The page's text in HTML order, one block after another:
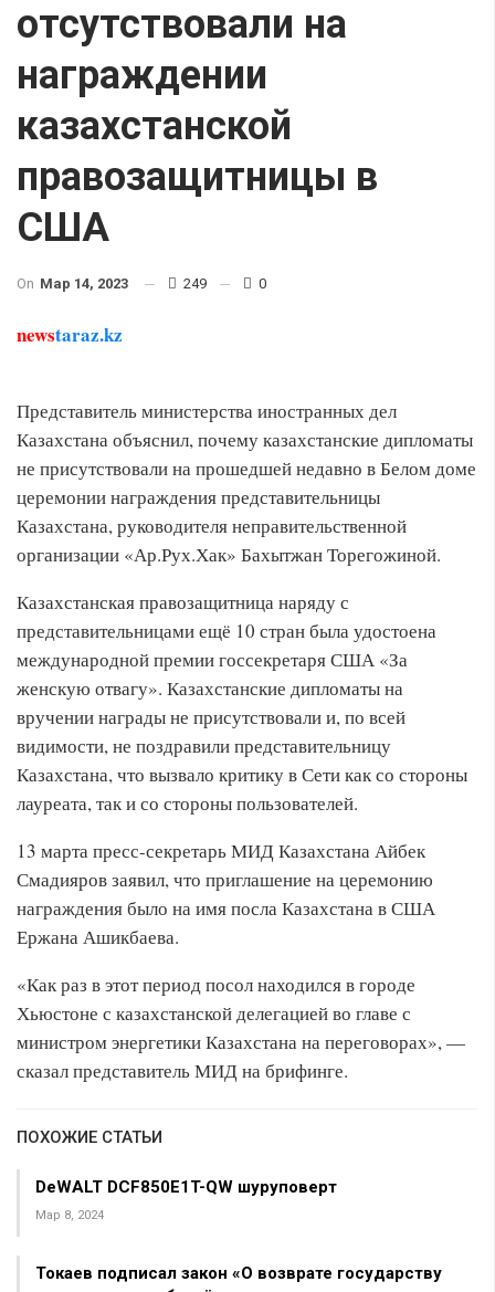
отсутствовали на
награждении
казахстанской
правозащитницы в
США
On Мар 14, 2023 249 0
newstaraz.kz
Представитель министерства иностранных дел
Казахстана объяснил, почему казахстанские дипломаты
не присутствовали на прошедшей недавно в Белом доме
церемонии награждения представительницы
Казахстана, руководителя неправительственной
организации «Ар.Рух.Хак» Бахытжан Торегожиной.
Казахстанская правозащитница наряду с
представительницами ещё 10 стран была удостоена
международной премии госсекретаря США «За
женскую отвагу». Казахстанские дипломаты на
вручении награды не присутствовали и, по всей
видимости, не поздравили представительницу
Казахстана, что вызвало критику в Сети как со стороны
лауреата, так и со стороны пользователей.
13 марта пресс-секретарь МИД Казахстана Айбек
Смадияров заявил, что приглашение на церемонию
награждения было на имя посла Казахстана в США
Ержана Ашикбаева.
«Как раз в этот период посол находился в городе
Хьюстоне с казахстанской делегацией во главе с
министром энергетики Казахстана на переговорах», —
сказал представитель МИД на брифинге.
ПОХОЖИЕ СТАТЬИ
DeWALT DCF850E1T-QW шуруповерт
Мар 8, 2024
Токаев подписал закон «О возврате государству